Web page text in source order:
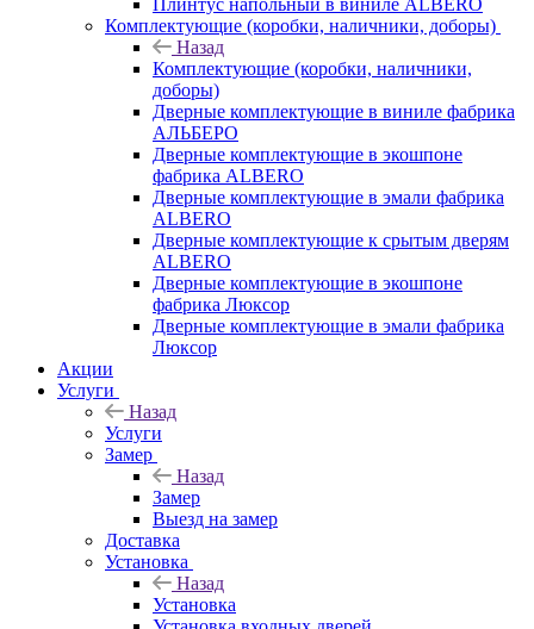
Плинтус напольный в виниле ALBERO
Комплектующие (коробки, наличники, доборы)
Назад
Комплектующие (коробки, наличники,
доборы)
Дверные комплектующие в виниле фабрика
АЛЬБЕРО
Дверные комплектующие в экошпоне
фабрика ALBERO
Дверные комплектующие в эмали фабрика
ALBERO
Дверные комплектующие к срытым дверям
ALBERO
Дверные комплектующие в экошпоне
фабрика Люксор
Дверные комплектующие в эмали фабрика
Люксор
Акции
Услуги
Назад
Услуги
Замер
Назад
Замер
Выезд на замер
Доставка
Установка
Назад
Установка